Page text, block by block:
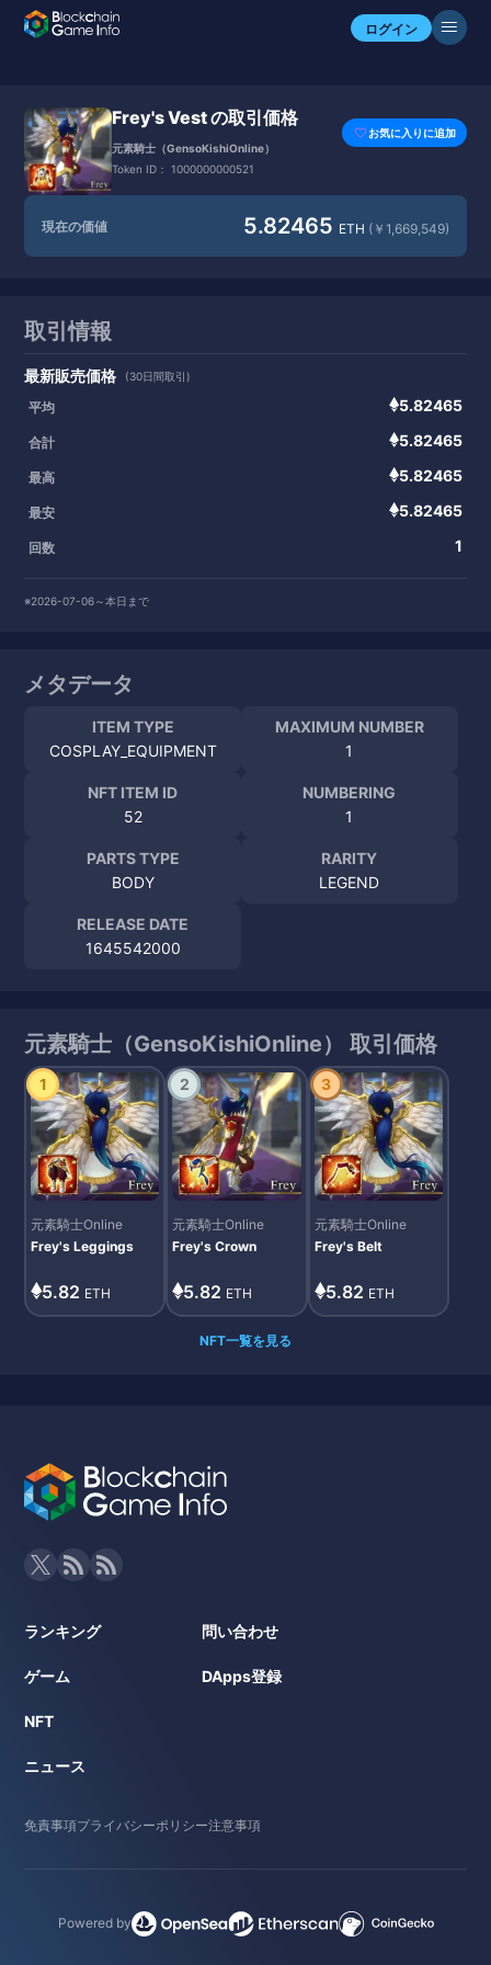
ログイン
Frey's Vest の取引価格
元素騎士（GensoKishiOnline）
Token ID： 1000000000521
現在の価値 5.82465 ETH (￥1,669,549)
お気に入りに追加
取引情報
最新販売価格 (30日間取引)
平均
合計
最高
最安
回数
5.82465
5.82465
5.82465
5.82465
1
※2026-07-06～本日まで
メタデータ
ITEM TYPE
COSPLAY_EQUIPMENT
MAXIMUM NUMBER
1
NFT ITEM ID
52
NUMBERING
1
PARTS TYPE
BODY
RARITY
LEGEND
RELEASE DATE
1645542000
元素騎士（GensoKishiOnline） 取引価格
1
元素騎士Online
Frey's Leggings
5.82 ETH
2
元素騎士Online
Frey's Crown
5.82 ETH
3
元素騎士Online
Frey's Belt
5.82 ETH
NFT一覧を見る
ランキング
ゲーム
NFT
ニュース
問い合わせ
DApps登録
免責事項プライバシーポリシー注意事項
Powered by